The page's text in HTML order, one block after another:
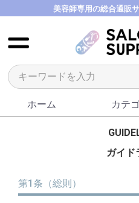
美容師専用の総合通販
ホーム カテ
ガイド
第1条（総則）